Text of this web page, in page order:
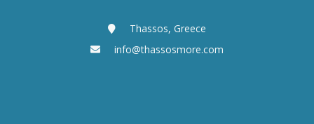
Thassos, Greece
info@thassosmore.com